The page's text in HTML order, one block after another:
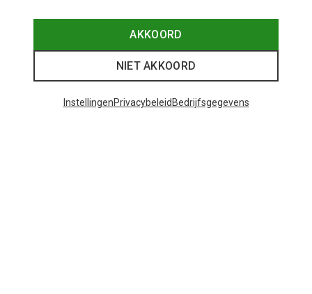
AKKOORD
NIET AKKOORD
InstellingenPrivacybeleid Bedrijfsgegevens